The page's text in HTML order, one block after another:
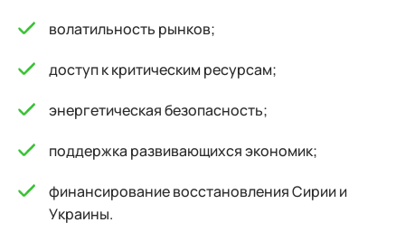
волатильность рынков;
доступ к критическим ресурсам;
энергетическая безопасность;
поддержка развивающихся экономик;
финансирование восстановления Сирии и
Украины.